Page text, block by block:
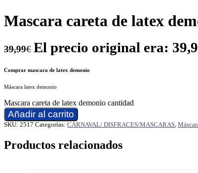
Mascara careta de latex
39,99€ El precio original era:
Comprar mascara de latex demonio
Máscara latex demonio
Mascara careta de latex demonio cantidad
Añadir al carrito
SKU: 2517 Categorías: CARNAVAL/ DISFRACES/MASCARAS,
Productos relacionados